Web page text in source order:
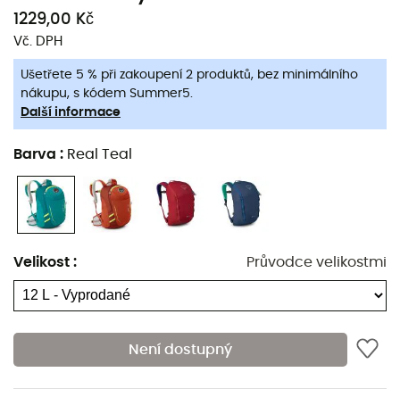
1229,00 Kč
Vč. DPH
Ušetřete 5 % při zakoupení 2 produktů, bez minimálního
nákupu, s kódem Summer5.
Další informace
Barva : Real Teal
Velikost : Průvodce velikostmi
Není dostupný
reflexní prvky
viditelnost při výletech za úsvitu nebo při pozdních
návratech.
Tento turistický batoh je ideální
pro děti ve věku od 8 do
15 let.
Zádový panel AirScape™ s pěnovými hřebeny pro
ventilaci,
Vnější přístup k hydrataci,
Přední kapsa na zip,
Vnitřní klip na klíče,
Vnitřní organizační kapsa,
Reflexní prvky,
Hrudní popruh s píšťalkou,
Boční kapsy z pružné síťoviny,